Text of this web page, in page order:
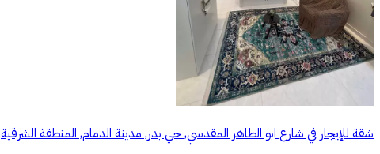
شقة للإيجار في شارع ابو الطاهر المقدسي, حي بدر, مدينة الدمام, المنطقة الشرقية